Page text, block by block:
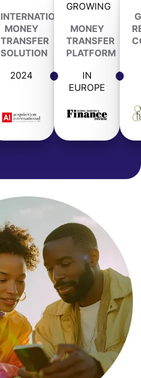
INTERNATIONAL
MONEY
TRANSFER
SOLUTION
2024
GROWING
MONEY
TRANSFER
PLATFORM
IN
EUROPE